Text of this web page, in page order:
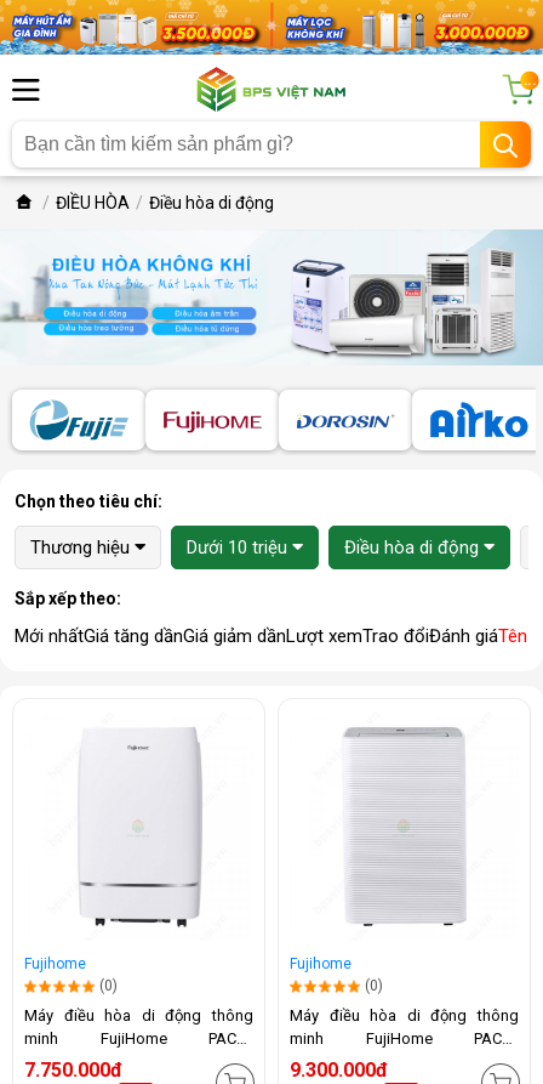
...
ĐIỀU HÒA Điều hòa di động
Chọn theo tiêu chí:
Thương hiệu Dưới 10 triệu Điều hòa di động
Sắp xếp theo:
Mới nhấtGiá tăng dầnGiá giảm dầnLượt xemTrao đổiĐánh giáTên
Fujihome
(0)
Máy điều hòa di động thông
minh FujiHome PAC12
(12.000BTU)
7.750.000đ
Fujihome
(0)
Máy điều hòa di động thông
minh FujiHome PAC14
(14.000BTU)
9.300.000đ